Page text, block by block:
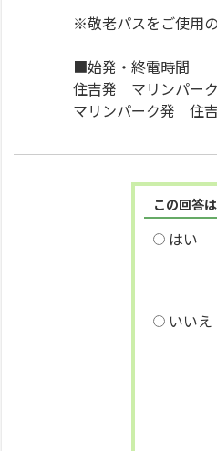
※敬老パスをご使用
■始発・終電時間
住吉発 マリンパー
マリンパーク発 住
この回答
はい
いいえ